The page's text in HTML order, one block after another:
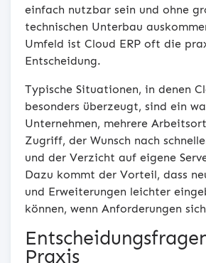
einfach nutzbar sein und ohne
technischen Unterbau
Umfeld ist Cloud ERP oft die
Entscheidung.
Typische Situationen, in denen
besonders überzeugt, sind ein
Unternehmen, mehrere
Zugriff, der Wunsch nach
und der Verzicht auf eigene
Dazu kommt der Vorteil, dass
und Erweiterungen leichter
können, wenn Anforderungen
Praxis